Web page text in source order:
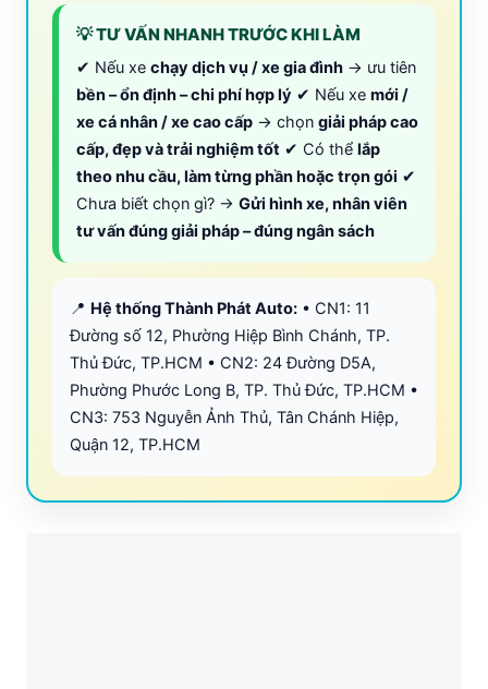
💡 TƯ VẤN NHANH TRƯỚC KHI LÀM
✔ Nếu xe chạy dịch vụ / xe gia đình → ưu tiên
bền – ổn định – chi phí hợp lý ✔ Nếu xe mới /
xe cá nhân / xe cao cấp → chọn giải pháp cao
cấp, đẹp và trải nghiệm tốt ✔ Có thể lắp
theo nhu cầu, làm từng phần hoặc trọn gói ✔
Chưa biết chọn gì? → Gửi hình xe, nhân viên
tư vấn đúng giải pháp – đúng ngân sách
📍 Hệ thống Thành Phát Auto: • CN1: 11
Đường số 12, Phường Hiệp Bình Chánh, TP.
Thủ Đức, TP.HCM • CN2: 24 Đường D5A,
Phường Phước Long B, TP. Thủ Đức, TP.HCM •
CN3: 753 Nguyễn Ảnh Thủ, Tân Chánh Hiệp,
Quận 12, TP.HCM